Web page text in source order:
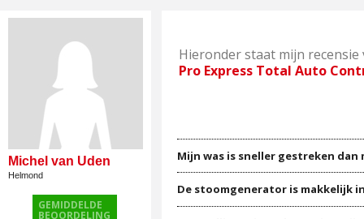
Michel van Uden
Helmond
GEMIDDELDE
BEOORDELING
Hieronder staat mijn recensie
Pro Express Total Auto
Mijn was is sneller gestreken
De stoomgenerator is makkelijk